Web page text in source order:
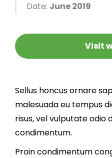
Date: June 2019
Visit
Sellus honcus ornare
malesuada eu tempus
risus, vel vulputate odio
condimentum.
Proin condimentum